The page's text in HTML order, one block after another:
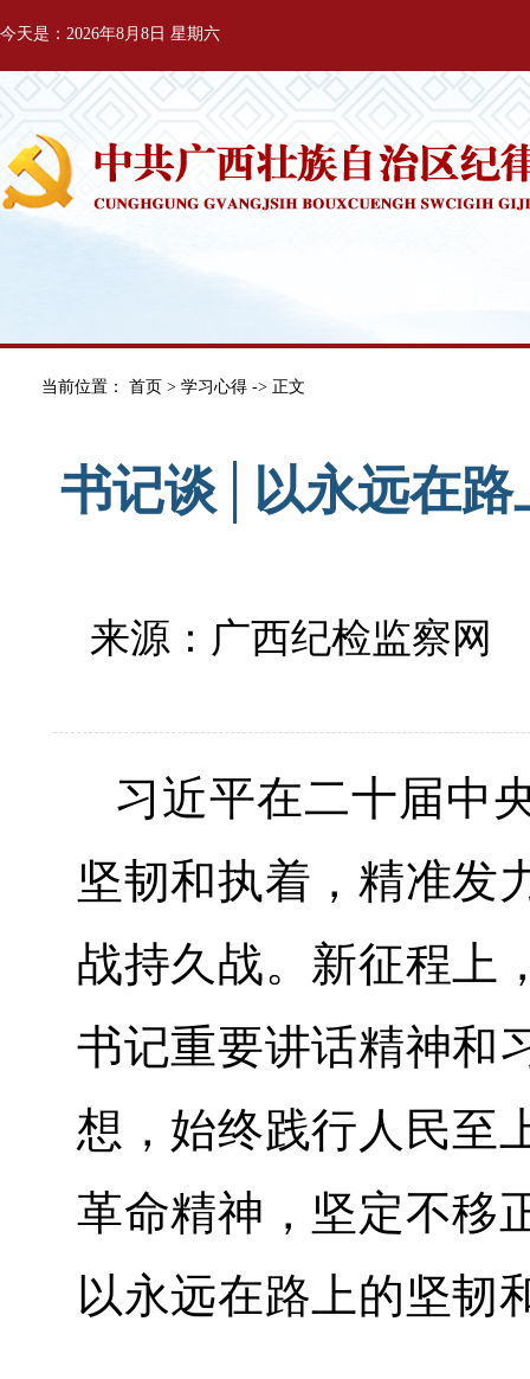
今天是：2026年8月8日 星期六
当前位置： 首页 > 学习心得 -> 正文
书记谈│以永远在路
来源：广西纪检监察
习近平在二十届中
坚韧和执着，精准发
战持久战。新征程上
书记重要讲话精神和
想，始终践行人民至
革命精神，坚定不移
以永远在路上的坚韧